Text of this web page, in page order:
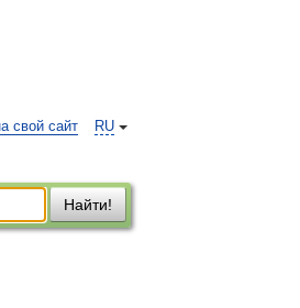
RU
свой сайт
Найти!